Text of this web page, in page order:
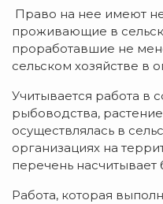
Право на нее имеют
проживающие в
проработавшие не
сельском хозяйстве в
Учитывается работа в
рыбоводства,
осуществлялась в
организациях на
перечень
Работа, которая